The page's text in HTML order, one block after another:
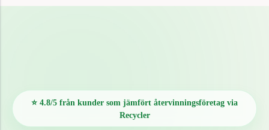
⭐ 4.8/5 från kunder som jämfört återvinningsföretag via
Recycler